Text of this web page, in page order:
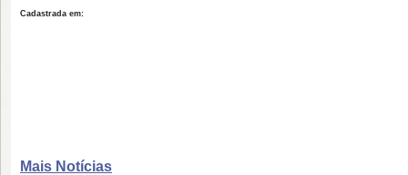
Cadastrada em:
Mais Notícias